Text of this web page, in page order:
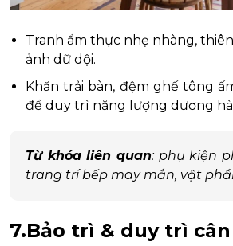
Tranh ẩm thực nhẹ nhàng,
ảnh dữ dội.
Khăn trải bàn, đệm ghế tông
để duy trì năng lượng dương
Từ khóa liên quan: phụ kiện
trang trí bếp may mắn, vật
7.Bảo trì & duy trì